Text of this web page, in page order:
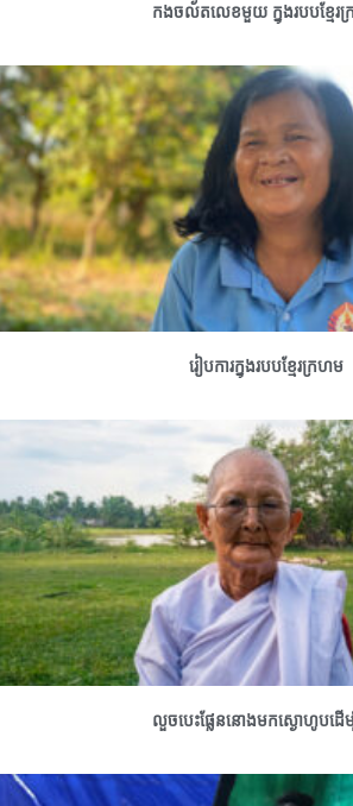
កងចល័តលេខមួយ ក្នុងរបបខ្មែរ
រៀបការក្នុងរបបខ្មែរក្រហម
លួចបេះផ្លែននោងមកស្ងោហូបដើ